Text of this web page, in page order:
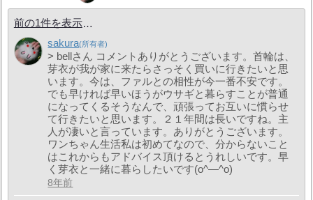
前の1件を表示
sakura
> bellさん コメントありがとうございます。首輪は、
芽衣が我が家に来たらさっそく買いに行きたいと思
います。今は、ファルとの相性が今一番不安です。
でも早ければ早いほうがウサギと暮らすことが普通
になってくるそうなんで、頑張ってお互いに慣らせ
て行きたいと思います。２１年間は長いですね。主
人が凄いと言っています。ありがとうございます。
ワンちゃん生活私は初めてなので、分からないこと
はこれからもアドバイス頂けるとうれしいです。早
く芽衣と一緒に暮らしたいです(o^―^o)
8年前